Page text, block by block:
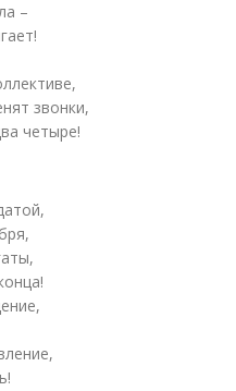
–
звонки,
четыре!